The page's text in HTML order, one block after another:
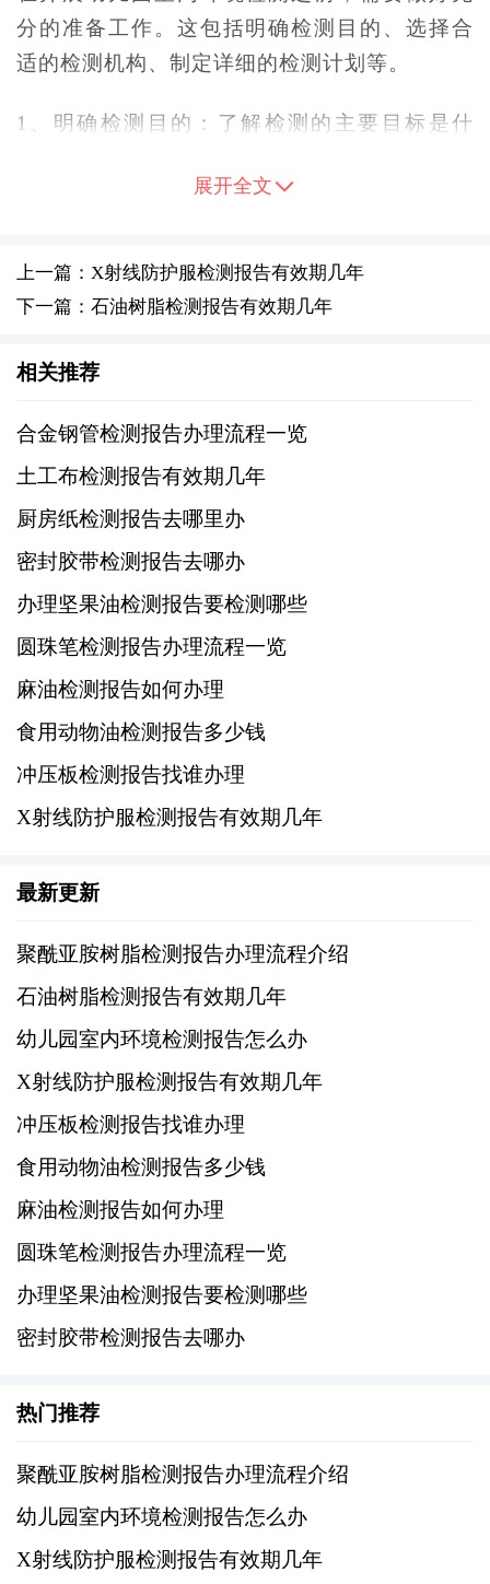
分的准备工作。这包括明确检测目的、选择合
适的检测机构、制定详细的检测计划等。
1、明确检测目的：了解检测的主要目标是什
还是为了改进现有的环境条件。
家认可的资质，能够提供准确可靠的检测服
务。
3、制定检测计划：根据幼儿园的实际情况，确
噪音水平等，并安排合理的检测时间和频率。
二、检测过程
检测过程中应遵循科学的方法和标准操作程
序，以保证检测结果的准确性和有效性。
1、空气品质检测：包括甲醛、苯、氨气等有害
气体的浓度测定，以及细菌总数、霉菌孢子数
等微生物指标的测试。
测，包括pH值、浑浊度、余氯含量以及重金属
否超过国家标准规定的限值。
评估室内环境舒适度的重要因素。
三、数据分析与结果解读
完成现场采样后，实验室将对样本进行分析测
试，并出具详细的检测报告。报告通常包括各
项指标的实测值、判定依据（国标或行业标
1、对比分析：将实测数据与国家及地方相关标
2、风险评估：对于超标项目，需进一步分析可
能的健康风险及其严重程度。
3、建议措施：基于检测结果提出改善建议或整
改方案，帮助幼儿园采取有效措施优化室内环
展开全文
上一篇：X射线防护服检测报告有效期几年
下一篇：石油树脂检测报告有效期几年
相关推荐
合金钢管检测报告办理流程一览
土工布检测报告有效期几年
厨房纸检测报告去哪里办
密封胶带检测报告去哪办
办理坚果油检测报告要检测哪些
圆珠笔检测报告办理流程一览
麻油检测报告如何办理
食用动物油检测报告多少钱
冲压板检测报告找谁办理
X射线防护服检测报告有效期几年
最新更新
聚酰亚胺树脂检测报告办理流程介绍
石油树脂检测报告有效期几年
幼儿园室内环境检测报告怎么办
X射线防护服检测报告有效期几年
冲压板检测报告找谁办理
食用动物油检测报告多少钱
麻油检测报告如何办理
圆珠笔检测报告办理流程一览
办理坚果油检测报告要检测哪些
密封胶带检测报告去哪办
热门推荐
聚酰亚胺树脂检测报告办理流程介绍
幼儿园室内环境检测报告怎么办
X射线防护服检测报告有效期几年